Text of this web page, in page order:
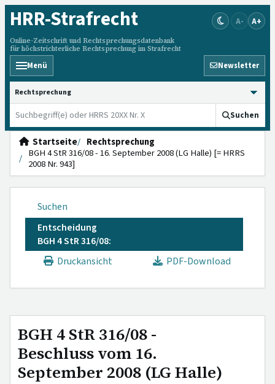
HRR-Strafrecht
Online-Zeitschrift und Rechtsprechungsdatenbank
für höchstrichterliche Rechtsprechung im Strafrecht
A- A+
Menü Newsletter
HRRS durchsuchen
Suchen
Startseite
Rechtsprechung
BGH 4 StR 316/08 - 16. September 2008 (LG Halle) [= HRRS
2008 Nr. 943]
Suchen
Entscheidung
BGH 4 StR 316/08:
Druckansicht
PDF-Download
BGH 4 StR 316/08 -
Beschluss vom 16.
September 2008 (LG Halle)